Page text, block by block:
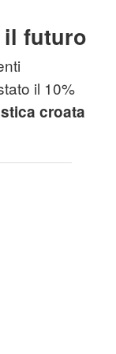
il futuro
il 10%
croata